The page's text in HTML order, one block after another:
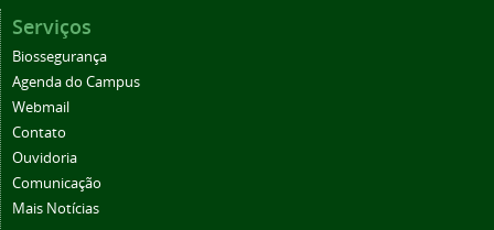
Serviços
Biossegurança
Agenda do Campus
Webmail
Contato
Ouvidoria
Comunicação
Mais Notícias